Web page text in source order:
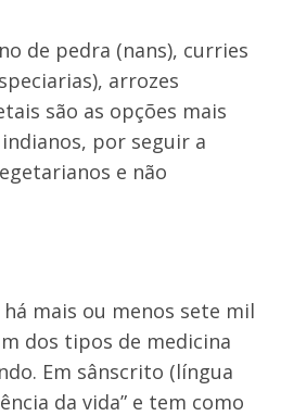
de pedra (nans), curries
arrozes
são as opções mais
por seguir a
e não
mais ou menos sete mil
dos tipos de medicina
Em sânscrito (língua
da vida” e tem como